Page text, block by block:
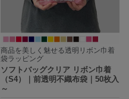
商品を美しく魅せる透明リボン巾着
袋ラッピング
ソフトバッグクリア リボン巾着
（S4）｜前透明不織布袋｜50枚入
～